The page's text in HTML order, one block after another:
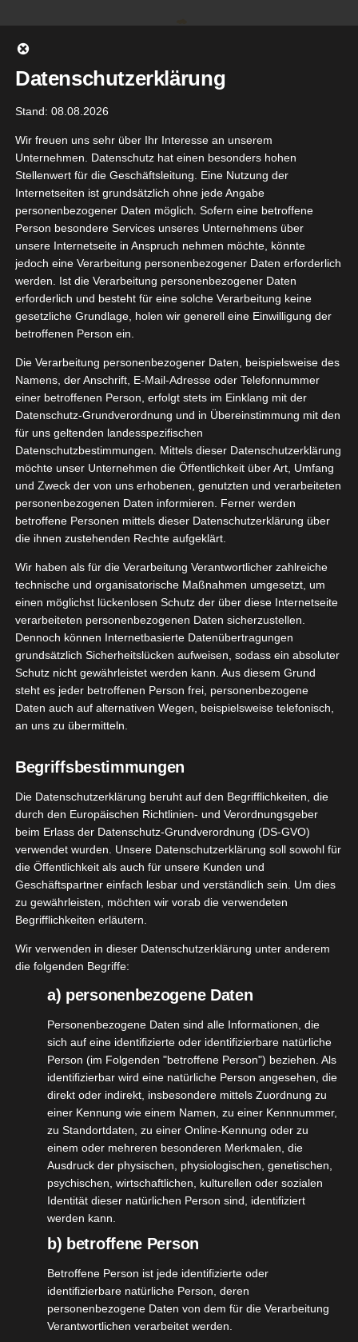
springen
Gehe zu ...
Herzlich Willkommen auf
meinem Blog
Schön das du vorbeischaust
honeybunnynose Produktvorstellungen
Werbung (Affiliate Link)
Aktuelle Produktvorstellungen
Messe-Wochenende in Stuttgart:
Diese Highlights erwarten euch vom
09. bis 12. April 2026
[WERBUNG] Messe-Wochenende in Stuttgart: Diese
April 2026 Am kommenden Wochenende wird die
Messe Stuttgart zum Treffpunkt für alle, die
Genuss, Nachhaltigkeit, Mobilität, Garten,
Kreativität und Family-Themen erleben wollen. Im
Rahmen [...]
Datenschutzerklärung
Stand: 08.08.2026
Wir freuen uns sehr über Ihr Interesse an unserem
Unternehmen. Datenschutz hat einen besonders hohen
Stellenwert für die Geschäftsleitung. Eine Nutzung der
Internetseiten ist grundsätzlich ohne jede Angabe
personenbezogener Daten möglich. Sofern eine betroffene
Person besondere Services unseres Unternehmens über
unsere Internetseite in Anspruch nehmen möchte, könnte
jedoch eine Verarbeitung personenbezogener Daten erforderlich
werden. Ist die Verarbeitung personenbezogener Daten
erforderlich und besteht für eine solche Verarbeitung keine
gesetzliche Grundlage, holen wir generell eine Einwilligung der
betroffenen Person ein.
Die Verarbeitung personenbezogener Daten, beispielsweise des
Namens, der Anschrift, E-Mail-Adresse oder Telefonnummer
einer betroffenen Person, erfolgt stets im Einklang mit der
Datenschutz-Grundverordnung und in Übereinstimmung mit den
für uns geltenden landesspezifischen
Datenschutzbestimmungen. Mittels dieser Datenschutzerklärung
möchte unser Unternehmen die Öffentlichkeit über Art, Umfang
und Zweck der von uns erhobenen, genutzten und verarbeiteten
personenbezogenen Daten informieren. Ferner werden
betroffene Personen mittels dieser Datenschutzerklärung über
die ihnen zustehenden Rechte aufgeklärt.
Wir haben als für die Verarbeitung Verantwortlicher zahlreiche
technische und organisatorische Maßnahmen umgesetzt, um
einen möglichst lückenlosen Schutz der über diese Internetseite
verarbeiteten personenbezogenen Daten sicherzustellen.
Dennoch können Internetbasierte Datenübertragungen
grundsätzlich Sicherheitslücken aufweisen, sodass ein absoluter
Schutz nicht gewährleistet werden kann. Aus diesem Grund
steht es jeder betroffenen Person frei, personenbezogene
Daten auch auf alternativen Wegen, beispielsweise telefonisch,
an uns zu übermitteln.
Begriffsbestimmungen
Die Datenschutzerklärung beruht auf den Begrifflichkeiten, die
durch den Europäischen Richtlinien- und Verordnungsgeber
beim Erlass der Datenschutz-Grundverordnung (DS-GVO)
verwendet wurden. Unsere Datenschutzerklärung soll sowohl für
die Öffentlichkeit als auch für unsere Kunden und
Geschäftspartner einfach lesbar und verständlich sein. Um dies
zu gewährleisten, möchten wir vorab die verwendeten
Begrifflichkeiten erläutern.
Wir verwenden in dieser Datenschutzerklärung unter anderem
die folgenden Begriffe:
a) personenbezogene Daten
Personenbezogene Daten sind alle Informationen, die
sich auf eine identifizierte oder identifizierbare natürliche
Person (im Folgenden "betroffene Person") beziehen. Als
identifizierbar wird eine natürliche Person angesehen, die
direkt oder indirekt, insbesondere mittels Zuordnung zu
einer Kennung wie einem Namen, zu einer Kennnummer,
zu Standortdaten, zu einer Online-Kennung oder zu
einem oder mehreren besonderen Merkmalen, die
Ausdruck der physischen, physiologischen, genetischen,
psychischen, wirtschaftlichen, kulturellen oder sozialen
Identität dieser natürlichen Person sind, identifiziert
werden kann.
b) betroffene Person
Betroffene Person ist jede identifizierte oder
identifizierbare natürliche Person, deren
personenbezogene Daten von dem für die Verarbeitung
Verantwortlichen verarbeitet werden.